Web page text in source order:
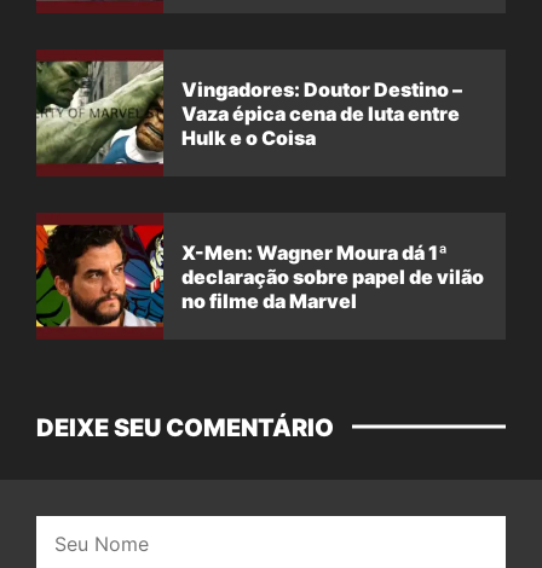
Vingadores: Doutor Destino –
Vaza épica cena de luta entre
Hulk e o Coisa
X-Men: Wagner Moura dá 1ª
declaração sobre papel de vilão
no filme da Marvel
DEIXE SEU COMENTÁRIO